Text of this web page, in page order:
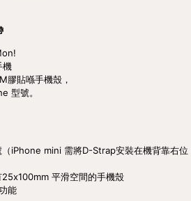
機
膠貼喺手機殼，
型號。
iPhone mini 需將D-Strap安裝在機背靠右位
平滑空間的手機殼
能